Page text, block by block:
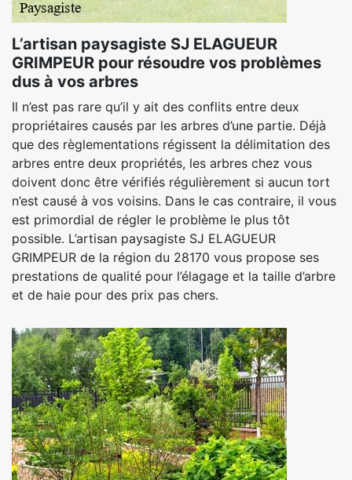
L’artisan paysagiste SJ ELAGUEUR
GRIMPEUR pour résoudre vos problèmes
dus à vos arbres
Il n’est pas rare qu’il y ait des conflits entre deux
propriétaires causés par les arbres d’une partie. Déjà
que des règlementations régissent la délimitation des
arbres entre deux propriétés, les arbres chez vous
doivent donc être vérifiés régulièrement si aucun tort
n’est causé à vos voisins. Dans le cas contraire, il vous
est primordial de régler le problème le plus tôt
possible. L’artisan paysagiste SJ ELAGUEUR
GRIMPEUR de la région du 28170 vous propose ses
prestations de qualité pour l’élagage et la taille d’arbre
et de haie pour des prix pas chers.